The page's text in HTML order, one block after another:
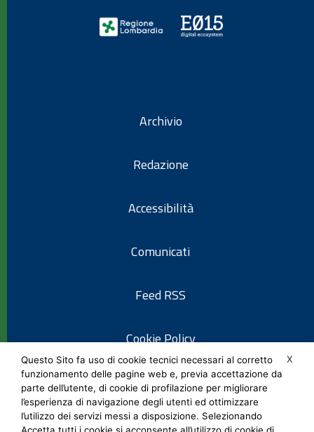
Archivio
Redazione
Accessibilità
Comunicati
Feed RSS
Cookie Policy
Informativa privacy
Note legali
X
Questo Sito fa uso di cookie tecnici necessari al corretto
funzionamento delle pagine web e, previa accettazione da
parte dell’utente, di cookie di profilazione per migliorare
l’esperienza di navigazione degli utenti ed ottimizzare
l’utilizzo dei servizi messi a disposizione. Selezionando
Accetta tutti i cookie si acconsente all’utilizzo di cookie di